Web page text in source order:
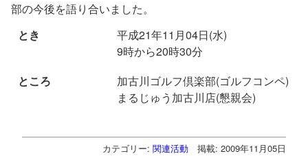
部の今後を語り合いました。
とき
平成21年11月04日(水)
9時から20時30分
ところ
加古川ゴルフ倶楽部(ゴルフコンペ)
まるじゅう加古川店(懇親会)
カテゴリー: 関連活動 掲載: 2009年11月05日